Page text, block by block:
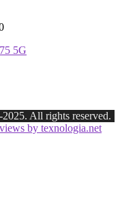
All rights reserved.